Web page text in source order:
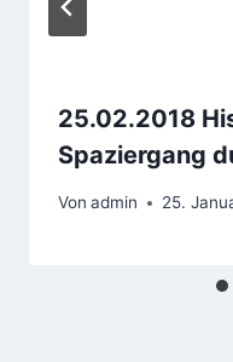
25.02.2018
Spaziergang
Von admin 25.